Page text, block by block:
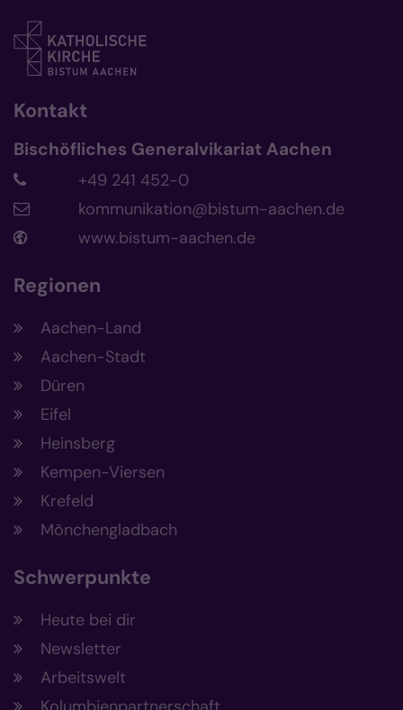
Kontakt
Bischöfliches Generalvikariat Aachen
+49 241 452-0
kommunikation@bistum-aachen.de
www.bistum-aachen.de
Regionen
Aachen-Land
Aachen-Stadt
Düren
Eifel
Heinsberg
Kempen-Viersen
Krefeld
Mönchengladbach
Schwerpunkte
Heute bei dir
Newsletter
Arbeitswelt